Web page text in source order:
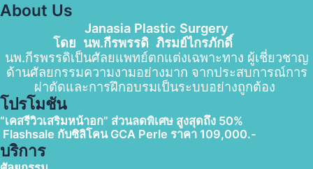
About Us
Janasia Plastic Surgery
โดย นพ.กีรพรรดิ ภิรมย์ไกรภักดิ์
นพ.กีรพรรดิเป็นศัลยแพทย์ตกแต่งเฉพาะทาง ผู้เชี่ยวชาญ
ด้านศัลยกรรมความงามอย่างมาก จากประสบการณ์การ
ผ่าตัดและการฝึกอบรมเป็นระบบอย่างถูกต้อง
โปรโมชัน
“เคสรีวิวเสริมหน้าอก” ส่วนลดพิเศษ สูงสุดถึง 50%
Flashsale กับซิลิโคน GCA Perle ราคา 109,000.-
บริการ